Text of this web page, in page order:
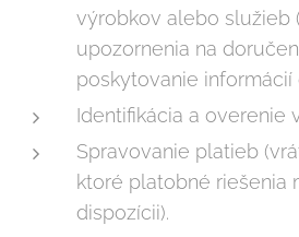
výrobkov alebo služieb
upozornenia na
poskytovanie informácií
Identifikácia a overenie
Spravovanie platieb
ktoré platobné riešenia
dispozícii).